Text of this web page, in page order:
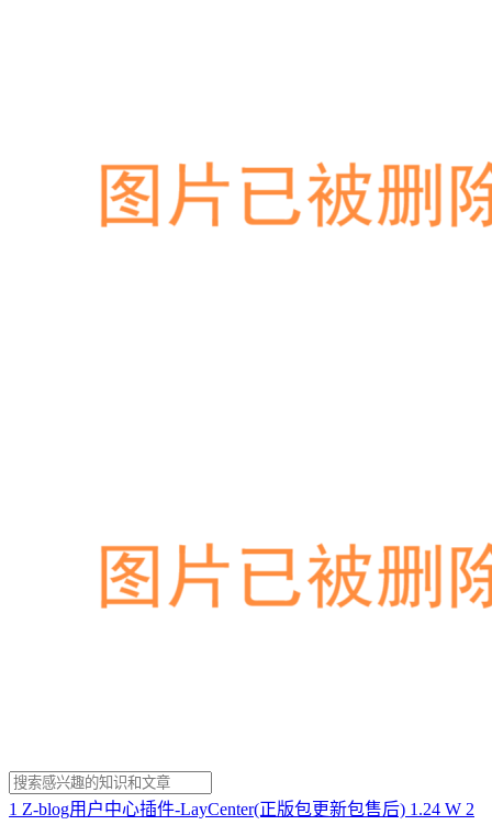
1 Z-blog用户中心插件-LayCenter(正版包更新包售后) 1.24 W 2